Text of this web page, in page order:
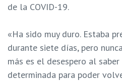
de la COVID-19.
«Ha sido muy duro. Estaba
durante siete días, pero
más es el desespero al
determinada para poder